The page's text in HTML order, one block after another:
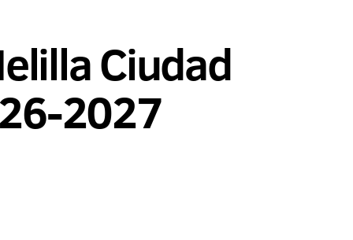
Ciudad
2027